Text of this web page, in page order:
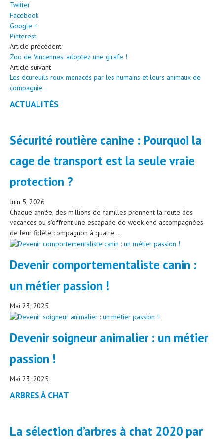
Twitter
Facebook
Google +
Pinterest
Article précédent
Zoo de Vincennes: adoptez une girafe !
Article suivant
Les écureuils roux menacés par les humains et leurs animaux de
compagnie
ACTUALITÉS
Sécurité routière canine : Pourquoi la
cage de transport est la seule vraie
protection ?
Juin 5, 2026
Chaque année, des millions de familles prennent la route des
vacances ou s'offrent une escapade de week-end accompagnées
de leur fidèle compagnon à quatre...
Devenir comportementaliste canin :
un métier passion !
Mai 23, 2025
Devenir soigneur animalier : un métier
passion !
Mai 23, 2025
ARBRES À CHAT
La sélection d’arbres à chat 2020 par